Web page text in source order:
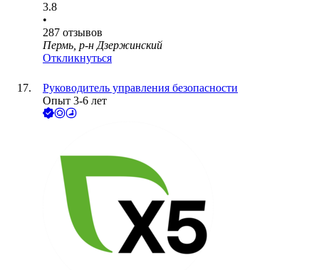
3.8
•
287 отзывов
Пермь, р-н Дзержинский
Откликнуться
Руководитель управления безопасности
Опыт 3-6 лет